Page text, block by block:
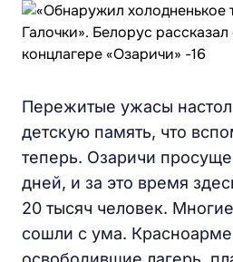
Пережитые ужасы
детскую память, что
теперь. Озаричи
дней, и за это время
20 тысяч человек.
сошли с ума.